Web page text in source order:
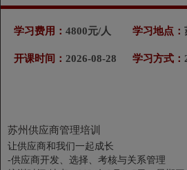
学习费用：4800元/人
开课时间： 2026-08-28
学习地点：
学习方式：
苏州供应商管理培训
让供应商和我们一起成长
-供应商开发、选择、考核与关系管理